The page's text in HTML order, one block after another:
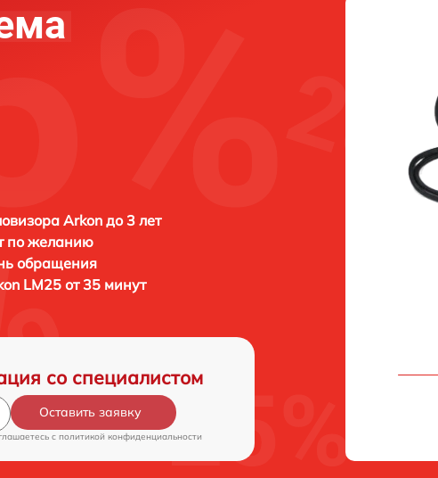
Arkon до 3 лет
по желанию
обращения
LM25 от 35 минут
со специалистом
Оставить заявку
c политикой конфиденциальности